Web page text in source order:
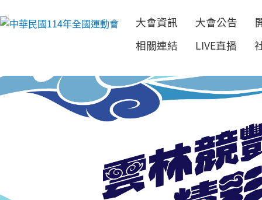
跳到主要內容
大會資訊 大會公告
相關連結
LIVE直播